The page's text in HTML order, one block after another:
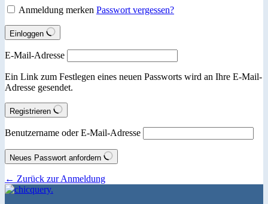
Anmeldung merken Passwort vergessen?
Einloggen
E-Mail-Adresse
Ein Link zum Festlegen eines neuen Passworts wird an Ihre E-Mail-
Adresse gesendet.
Registrieren
Benutzername oder E-Mail-Adresse
Neues Passwort anfordern
← Zurück zur Anmeldung